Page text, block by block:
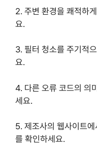
2. 주변 환경을 쾌적하
요.
3. 필터 청소를 주기적
요.
4. 다른 오류 코드의 의
세요.
5. 제조사의 웹사이트
를 확인하세요.